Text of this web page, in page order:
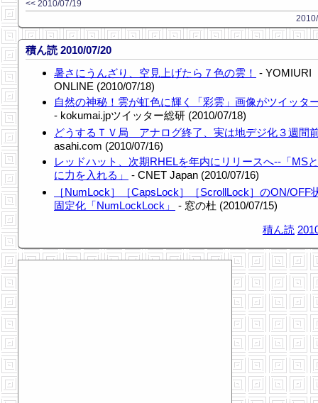
<< 2010/07/19
積ん読 2010/07/20
暑さにうんざり、空見上げたら７色の雲！ - YOMIURI
ONLINE (2010/07/18)
自然の神秘！雲が虹色に輝く「彩雲」画像がツイッタ
- kokumai.jpツイッター総研 (2010/07/18)
どうするＴＶ局 アナログ終了、実は地デジ化３週間
asahi.com (2010/07/16)
レッドハット、次期RHELを年内にリリースへ--「MS
に力を入れる」
- CNET Japan (2010/07/16)
［NumLock］［CapsLock］［ScrollLock］のON/OFF
固定化「NumLockLock」
- 窓の杜 (2010/07/15)
積ん読